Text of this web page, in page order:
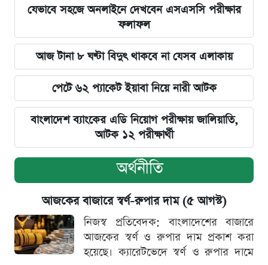
যেভাবে সহজে অনলাইনে দেখবেন এসএসসি পরীক্ষার
ফলাফল
আজ টানা ৮ ঘণ্টা বিদুৎ থাকবে না যেসব এলাকায়
পেটে ৬২ প্যাকেট ইয়াবা নিয়ে নারী আটক
বাংলাদেশ ব্যাংকের এডি নিয়োগ পরীক্ষায় জালিয়াতি,
আটক ১২ পরীক্ষার্থী
অর্থনীতি
আজকের বাজারে স্বর্ণ-রুপার দাম (৫ আগস্ট)
নিজস্ব প্রতিবেদক: বাংলাদেশের বাজারে
আজকের স্বর্ণ ও রুপার দাম প্রকাশ করা
হয়েছে। ক্যারেটভেদে স্বর্ণ ও রুপার দামে